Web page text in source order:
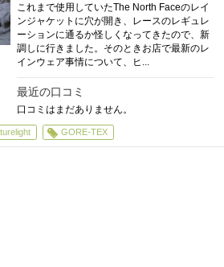
これまで使用していたThe North Faceのレイ
ンジャケットに穴が開き、レースのレギュレ
ーションに通るか怪しくなってきたので、新
調しに行きました。そのときお店で最新のレ
インウェア事情について、ヒ...
最近の口コミ
口コミはまだありません。
GORE-TEX